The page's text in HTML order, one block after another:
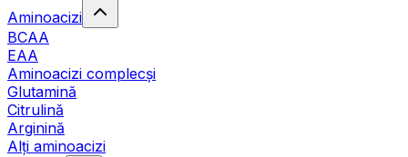
Aminoacizi
BCAA
EAA
Aminoacizi complecși
Glutamină
Citrulină
Arginină
Alți aminoacizi